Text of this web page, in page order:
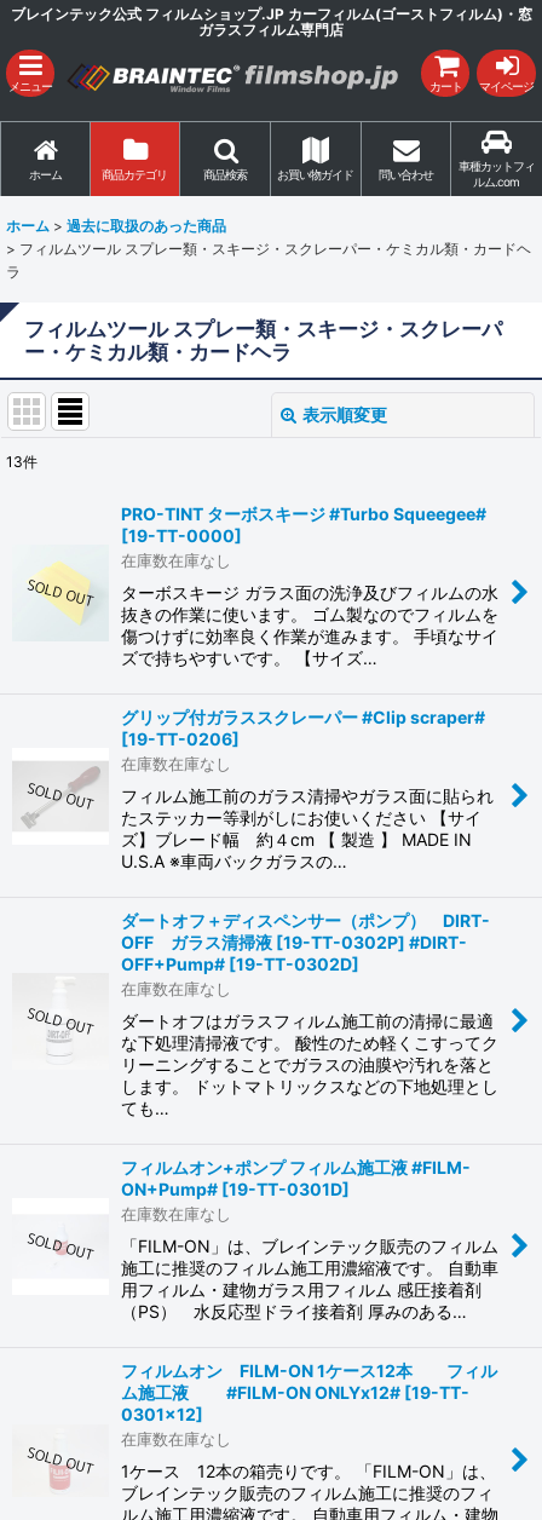
ブレインテック公式 フィルムショップ.JP カーフィルム(ゴーストフィルム)・窓
ガラスフィルム専門店
メニュー カート マイページ
ホーム 商品カテゴリ 商品検索 お買い物ガイド 問い合わせ
車種カットフィ
ルム.com
ホーム > 過去に取扱のあった商品
> フィルムツール スプレー類・スキージ・スクレーパー・ケミカル類・カードヘ
ラ
フィルムツール スプレー類・スキージ・スクレーパ
ー・ケミカル類・カードヘラ
表示順変更
絞り込む
13件
PRO-TINT ターボスキージ #Turbo Squeegee#
[19-TT-0000]
在庫数在庫なし
ターボスキージ ガラス面の洗浄及びフィルムの水
抜きの作業に使います。 ゴム製なのでフィルムを
傷つけずに効率良く作業が進みます。 手頃なサイ
ズで持ちやすいです。 【サイズ…
グリップ付ガラススクレーパー #Clip scraper#
[19-TT-0206]
在庫数在庫なし
フィルム施工前のガラス清掃やガラス面に貼られ
たステッカー等剥がしにお使いください 【サイ
ズ】ブレード幅 約４cm 【 製造 】 MADE IN
U.S.A ※車両バックガラスの…
ダートオフ＋ディスペンサー（ポンプ） DIRT-
OFF ガラス清掃液 [19-TT-0302P] #DIRT-
OFF+Pump# [19-TT-0302D]
在庫数在庫なし
ダートオフはガラスフィルム施工前の清掃に最適
な下処理清掃液です。 酸性のため軽くこすってク
リーニングすることでガラスの油膜や汚れを落と
します。 ドットマトリックスなどの下地処理とし
ても…
フィルムオン+ポンプ フィルム施工液 #FILM-
ON+Pump# [19-TT-0301D]
在庫数在庫なし
「FILM-ON」は、ブレインテック販売のフィルム
施工に推奨のフィルム施工用濃縮液です。 自動車
用フィルム・建物ガラス用フィルム 感圧接着剤
（PS） 水反応型ドライ接着剤 厚みのある…
フィルムオン FILM-ON 1ケース12本 フィル
ム施工液 #FILM-ON ONLYx12# [19-TT-
0301x12]
在庫数在庫なし
1ケース 12本の箱売りです。 「FILM-ON」は、
ブレインテック販売のフィルム施工に推奨のフィ
ルム施工用濃縮液です。 自動車用フィルム・建物